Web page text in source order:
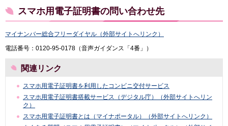
スマホ用電子証明書の問い合わせ先
マイナンバー総合フリーダイヤル（外部サイトへリンク）
電話番号：0120-95-0178（音声ガイダンス「4番」）
関連リンク
スマホ用電子証明書を利用したコンビニ交付サービス
スマホ用電子証明書搭載サービス（デジタル庁）（外部サイトへリン
ク）
スマホ用電子証明書とは（マイナポータル）（外部サイトへリンク）